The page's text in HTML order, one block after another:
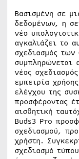
Βασισμένη σε
δεδομένων, η
νέο
αγκαλιάζει το
σχεδιασμός
συμπληρώνεται
νέος
εμπειρία
ελέγχου της
προσφέροντας
αισθητική
Buds3 Pro
σχεδιασμού,
χρήστη.
σχεδιασμό